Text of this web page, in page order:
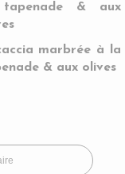
marbrée à la
& aux olives